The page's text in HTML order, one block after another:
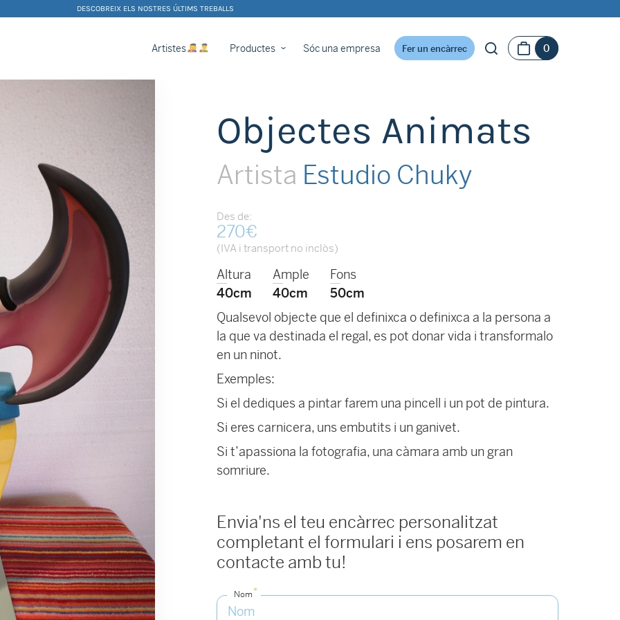
DESCOBREIX ELS NOSTRES ÚLTIMS TREBALLS
Artistes Productes Sóc una empresa Fer un encàrrec 0
Objectes Animats
Artista Estudio Chuky
Des de:
270€
(IVA i transport no inclòs)
Altura
40cm
Ample
40cm
Fons
50cm
Qualsevol objecte que el definixca o definixca a la persona a
la que va destinada el regal, es pot donar vida i transformalo
en un ninot.
Exemples:
Si el dediques a pintar farem una pincell i un pot de pintura.
Si eres carnicera, uns embutits i un ganivet.
Si t’apassiona la fotografia, una càmara amb un gran
somriure.
Envia'ns el teu encàrrec personalitzat
completant el formulari i ens posarem en
contacte amb tu!
Nom*